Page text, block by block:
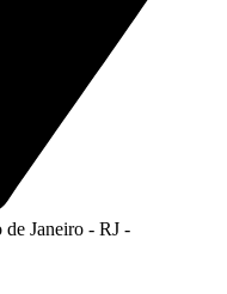
Janeiro - RJ -